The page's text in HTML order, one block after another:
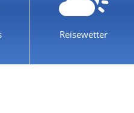
Reisewetter